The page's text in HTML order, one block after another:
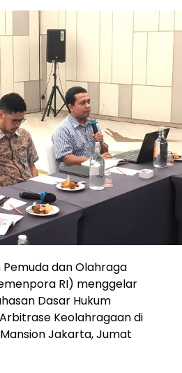
dan Olahraga
RI) menggelar
Dasar Hukum
Keolahragaan di
Jakarta, Jumat